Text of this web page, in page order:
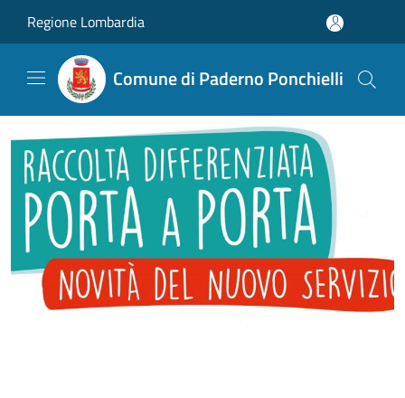
Regione Lombardia
Comune di Paderno Ponchielli